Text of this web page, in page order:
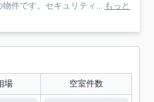
件です。セキュリティ... もっと
場 空室件数